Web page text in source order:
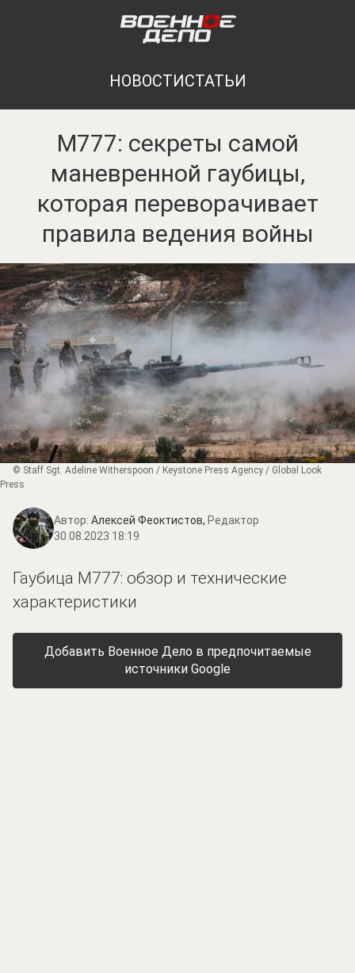
НОВОСТИСТАТЬИ
M777: секреты самой
маневренной гаубицы,
которая переворачивает
правила ведения войны
© Staff Sgt. Adeline Witherspoon / Keystone Press Agency / Global Look
Press
Автор: Алексей Феоктистов, Редактор
30.08.2023 18:19
Гаубица M777: обзор и технические
характеристики
Добавить Военное Дело в предпочитаемые
источники Google